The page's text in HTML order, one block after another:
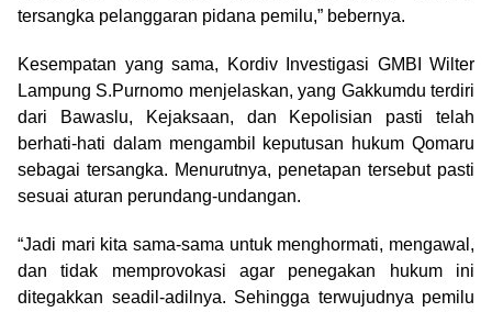
tersangka pelanggaran pidana pemilu,” bebernya.
Kesempatan yang sama, Kordiv Investigasi GMBI Wilter
Lampung S.Purnomo menjelaskan, yang Gakkumdu terdiri
dari Bawaslu, Kejaksaan, dan Kepolisian pasti telah
berhati-hati dalam mengambil keputusan hukum Qomaru
sebagai tersangka. Menurutnya, penetapan tersebut pasti
sesuai aturan perundang-undangan.
“Jadi mari kita sama-sama untuk menghormati, mengawal,
dan tidak memprovokasi agar penegakan hukum ini
ditegakkan seadil-adilnya. Sehingga terwujudnya pemilu